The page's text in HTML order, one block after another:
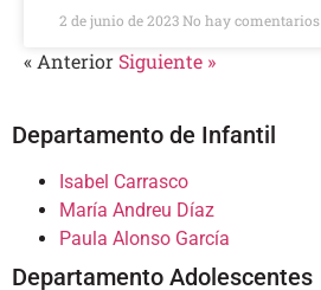
2 de junio de 2023 No hay comentarios
« Anterior Siguiente »
Departamento de Infantil
Isabel Carrasco
María Andreu Díaz
Paula Alonso García
Departamento Adolescentes